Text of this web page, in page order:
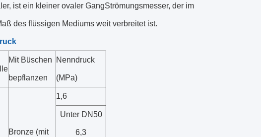
ist ein kleiner ovaler GangStrömungsmesser, der im
des flüssigen Mediums weit verbreitet ist.
Mit Büschen
bepflanzen
Nenndruck
(MPa)
Bronze (mit
1,6
Unter DN50
6,3